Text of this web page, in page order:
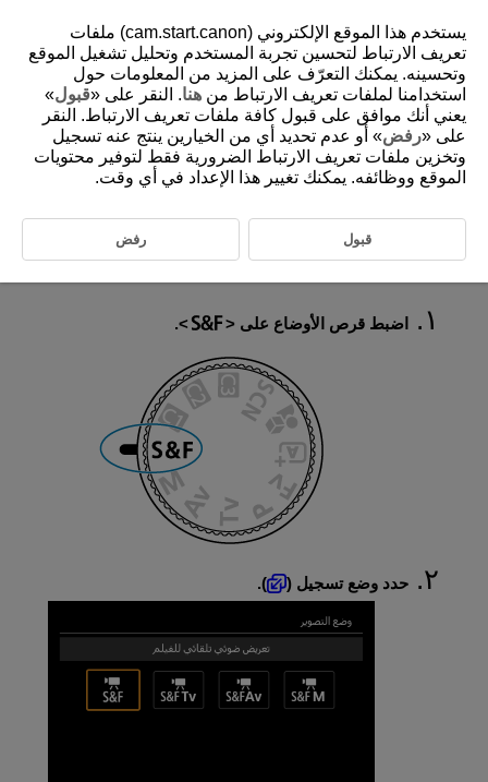
D388-040
فيلم بحركة بطيئة/ سريعة
أوضاع تسجيل فيلم بالحركة البطيئة/السريعة
تسجيل الصوت. اضبط سرعة الحركة البطيئة أو السريعة (سرعة التشغيل) في [
:حجم تسجيل الفيلم].
اضبط قرص الأوضاع على .
حدد وضع تسجيل ( ).
يستخدم هذا الموقع الإلكتروني (cam.start.canon) ملفات
تعريف الارتباط لتحسين تجربة المستخدم وتحليل تشغيل الموقع
وتحسينه. يمكنك التعرّف على المزيد من المعلومات حول
استخدامنا لملفات تعريف الارتباط من هنا. النقر على «قبول»
يعني أنك موافق على قبول كافة ملفات تعريف الارتباط. النقر
على «رفض» أو عدم تحديد أي من الخيارين ينتج عنه تسجيل
وتخزين ملفات تعريف الارتباط الضرورية فقط لتوفير محتويات
الموقع ووظائفه. يمكنك تغيير هذا الإعداد في أي وقت.
قبول رفض